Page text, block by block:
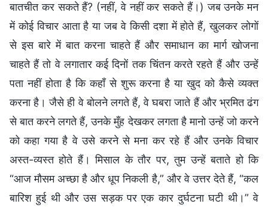
बातचीत कर सकते हैं? (नहीं, वे नहीं कर सकते हैं।) जब उनके मन
में कोई विचार आता है या जब वे किसी दशा में होते हैं, खुलकर लोगों
से इस बारे में बात करना चाहते हैं और समाधान का मार्ग खोजना
चाहते हैं तो वे लगातार कई दिनों तक चिंतन करते रहते हैं और उन्हें
पता नहीं होता है कि कहाँ से शुरू करना है या खुद को कैसे व्यक्त
करना है। जैसे ही वे बोलने लगते हैं, वे घबरा जाते हैं और भ्रमित ढंग
से बात करने लगते हैं, उनके मुँह देखकर लगता है मानो उन्हें जो करने
को कहा गया है वे उसे करने से मना कर रहे हैं और उनके विचार
अस्त-व्यस्त होते हैं। मिसाल के तौर पर, तुम उन्हें बताते हो कि
“आज मौसम अच्छा है और धूप निकली है,” और वे उत्तर देते हैं, “कल
बारिश हुई थी और उस सड़क पर एक कार दुर्घटना घटी थी।” वे